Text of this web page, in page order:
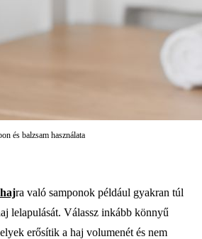
és balzsam használata
ra való samponok például gyakran túl
lelapulását. Válassz inkább könnyű
erősítik a haj volumenét és nem